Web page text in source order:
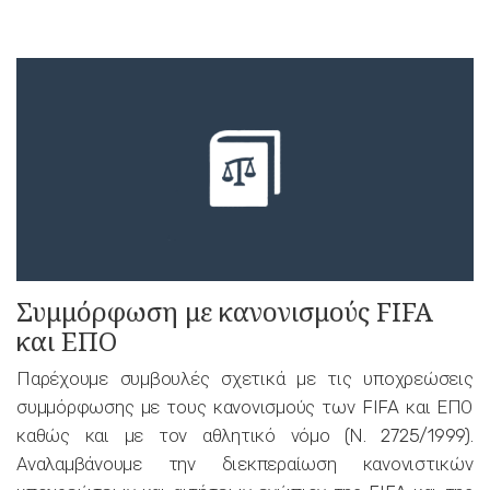
Συμμόρφωση με κανονισμούς FIFA
και ΕΠΟ
Παρέχουμε συμβουλές σχετικά με τις υποχρεώσεις
συμμόρφωσης με τους κανονισμούς των FIFA και ΕΠΟ
καθώς και με τον αθλητικό νόμο (Ν. 2725/1999).
Αναλαμβάνουμε την διεκπεραίωση κανονιστικών